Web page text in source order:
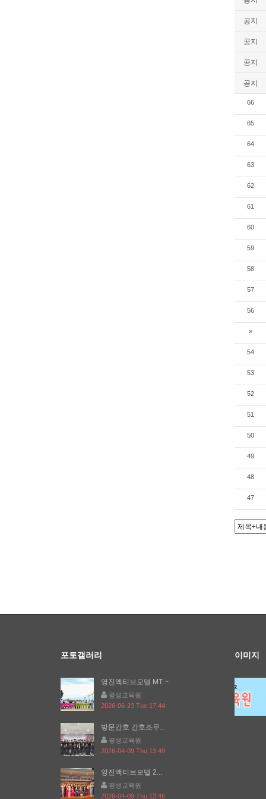
공지
공지
공지
공지
66
65
64
63
62
61
60
59
58
57
56
»
54
53
52
51
50
49
48
47
포토갤러리
영진액티브모델 MT ~
평생교육원
2026-06-23 Tue 17:44
방문간호 간호조무...
평생교육원
2026-04-09 Thu 13:49
영진액티브모델 2...
평생교육원
2026-04-09 Thu 13:46
이미지